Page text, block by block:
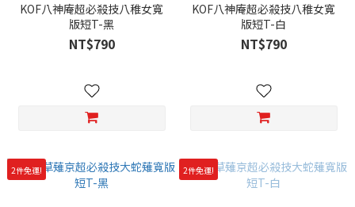
KOF八神庵超必殺技八稚女寬
版短T-黑
NT$790
KOF八神庵超必殺技八稚女寬
版短T-白
NT$790
2件免運! 2件免運!